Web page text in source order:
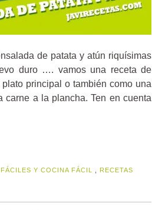
de patata y atún riquísimas
duro …. vamos una receta de
principal o también como una
carne a la plancha. Ten en cuenta
Y COCINA FÁCIL
RECETAS